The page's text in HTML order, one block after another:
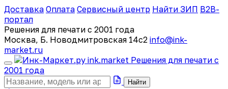
Доставка Оплата Сервисный центр Найти ЗИП B2B-
портал
Решения для печати с 2001 года
Москва, Б. Новодмитровская 14с2 info@ink-
market.ru
ink.market Решения для печати с
2001 года
Найти